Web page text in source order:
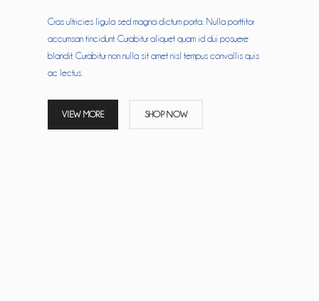
Cras ultricies ligula sed magna dictum porta. Nulla porttitor
accumsan tincidunt. Curabitur aliquet quam id dui posuere
blandit. Curabitur non nulla sit amet nisl tempus convallis quis
ac lectus.
VIEW MORE SHOP NOW